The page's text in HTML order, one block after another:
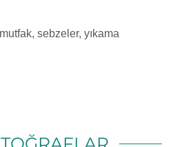
mutfak, sebzeler, yıkama